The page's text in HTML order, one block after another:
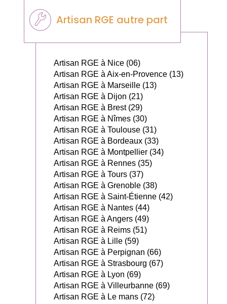
Artisan RGE autre part
Artisan RGE à Nice (06)
Artisan RGE à Aix-en-Provence (13)
Artisan RGE à Marseille (13)
Artisan RGE à Dijon (21)
Artisan RGE à Brest (29)
Artisan RGE à Nîmes (30)
Artisan RGE à Toulouse (31)
Artisan RGE à Bordeaux (33)
Artisan RGE à Montpellier (34)
Artisan RGE à Rennes (35)
Artisan RGE à Tours (37)
Artisan RGE à Grenoble (38)
Artisan RGE à Saint-Étienne (42)
Artisan RGE à Nantes (44)
Artisan RGE à Angers (49)
Artisan RGE à Reims (51)
Artisan RGE à Lille (59)
Artisan RGE à Perpignan (66)
Artisan RGE à Strasbourg (67)
Artisan RGE à Lyon (69)
Artisan RGE à Villeurbanne (69)
Artisan RGE à Le mans (72)